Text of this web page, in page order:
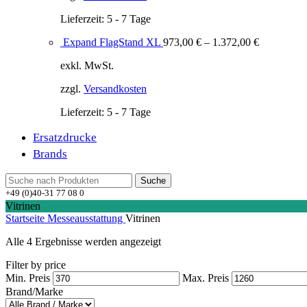
Lieferzeit: 5 - 7 Tage
Expand FlagStand XL 973,00 € – 1.372,00 €
exkl. MwSt.
zzgl. Versandkosten
Lieferzeit: 5 - 7 Tage
Ersatzdrucke
Brands
Suche
+49 (0)40-31 77 08 0
Vitrinen
Startseite Messeausstattung Vitrinen
Alle 4 Ergebnisse werden angezeigt
Filter by price
Min. Preis
Max. Preis
Brand/Marke